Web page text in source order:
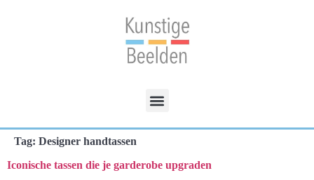
Tag: Designer handtassen
Iconische tassen die je garderobe upgraden